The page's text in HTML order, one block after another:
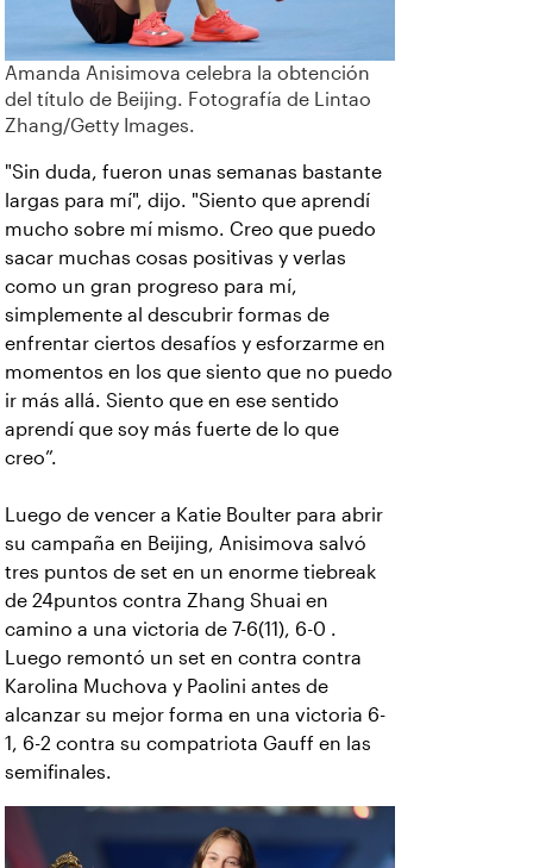
Amanda Anisimova celebra la obtención
del título de Beijing. Fotografía de Lintao
Zhang/Getty Images.
"Sin duda, fueron unas semanas bastante
largas para mí", dijo. "Siento que aprendí
mucho sobre mí mismo. Creo que puedo
sacar muchas cosas positivas y verlas
como un gran progreso para mí,
simplemente al descubrir formas de
enfrentar ciertos desafíos y esforzarme en
momentos en los que siento que no puedo
ir más allá. Siento que en ese sentido
aprendí que soy más fuerte de lo que
creo”.
Luego de vencer a Katie Boulter para abrir
su campaña en Beijing, Anisimova salvó
tres puntos de set en un enorme tiebreak
de 24puntos contra Zhang Shuai en
camino a una victoria de 7-6(11), 6-0 .
Luego remontó un set en contra contra
Karolina Muchova y Paolini antes de
alcanzar su mejor forma en una victoria 6-
1, 6-2 contra su compatriota Gauff en las
semifinales.